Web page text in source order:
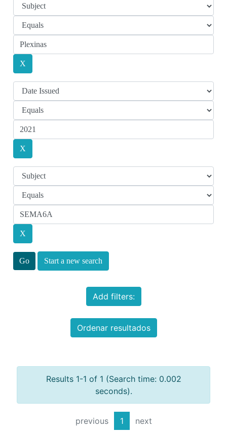
Start a new search
Add filters:
Ordenar resultados
Results 1-1 of 1 (Search time: 0.002
seconds).
previous 1 next